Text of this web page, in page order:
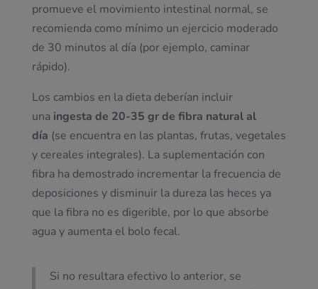
promueve el movimiento intestinal normal, se
recomienda como mínimo un ejercicio moderado
de 30 minutos al día (por ejemplo, caminar
rápido).
Los cambios en la dieta deberían incluir
una ingesta de 20-35 gr de fibra natural al
día (se encuentra en las plantas, frutas, vegetales
y cereales integrales). La suplementación con
fibra ha demostrado incrementar la frecuencia de
deposiciones y disminuir la dureza las heces ya
que la fibra no es digerible, por lo que absorbe
agua y aumenta el bolo fecal.
Si no resultara efectivo lo anterior, se